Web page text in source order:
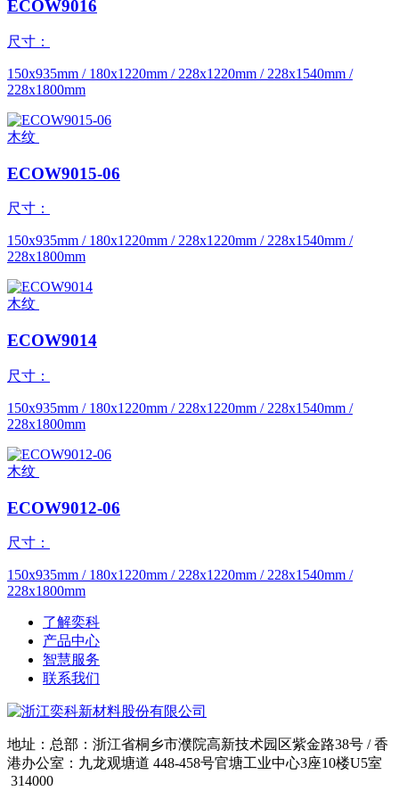
ECOW9016
尺寸：
150x935mm / 180x1220mm / 228x1220mm / 228x1540mm /
228x1800mm
木纹
ECOW9015-06
尺寸：
150x935mm / 180x1220mm / 228x1220mm / 228x1540mm /
228x1800mm
木纹
ECOW9014
尺寸：
150x935mm / 180x1220mm / 228x1220mm / 228x1540mm /
228x1800mm
木纹
ECOW9012-06
尺寸：
150x935mm / 180x1220mm / 228x1220mm / 228x1540mm /
228x1800mm
了解奕科
产品中心
智慧服务
联系我们
地址：总部：浙江省桐乡市濮院高新技术园区紫金路38号 / 香
港办公室：九龙观塘道 448-458号官塘工业中心3座10楼U5室
314000